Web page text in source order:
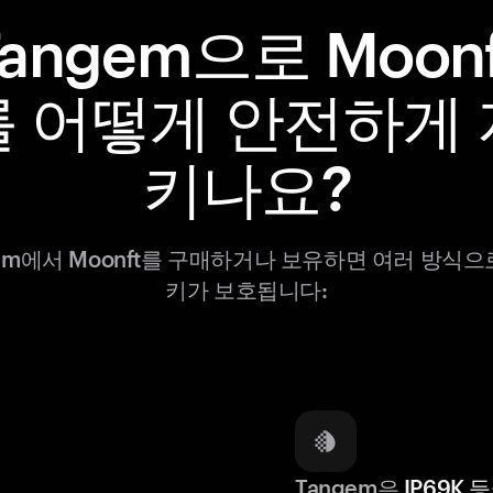
으로
어떻게 안전하게
키나요?
에서 Moonft를 구매하거나 보유하면 여러 방식으
키가 보호됩니다:
Tangem은 IP69K